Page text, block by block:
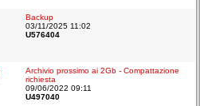
Backup
03/11/2025 11:02
U576404
Archivio prossimo ai 2Gb - Compattazione
richiesta
09/06/2022 09:11
U497040